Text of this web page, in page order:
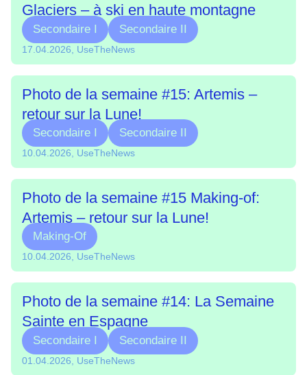
Glaciers – à ski en haute montagne
Secondaire I Secondaire II
17.04.2026, UseTheNews
Photo de la semaine #15: Artemis –
retour sur la Lune!
Secondaire I Secondaire II
10.04.2026, UseTheNews
Photo de la semaine #15 Making-of:
Artemis – retour sur la Lune!
Making-Of
10.04.2026, UseTheNews
Photo de la semaine #14: La Semaine
Sainte en Espagne
Secondaire I Secondaire II
01.04.2026, UseTheNews